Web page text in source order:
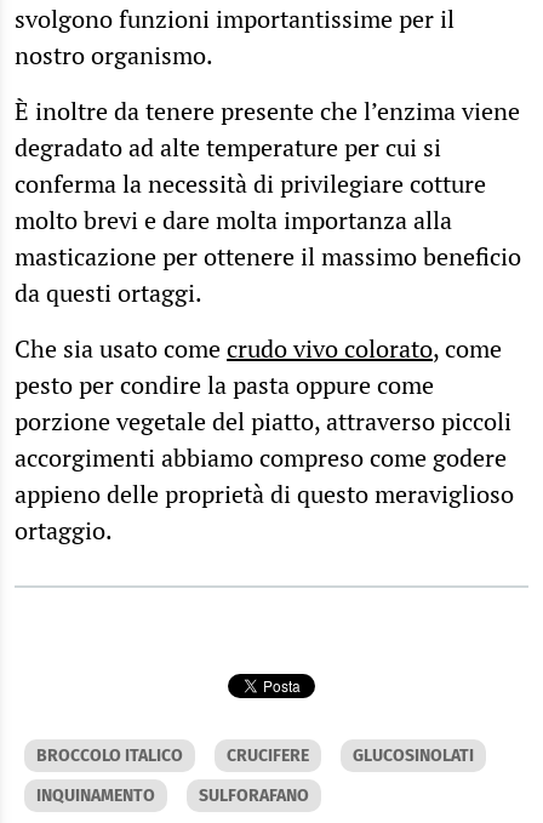
svolgono funzioni importantissime per il
nostro organismo.
È inoltre da tenere presente che l’enzima viene
degradato ad alte temperature per cui si
conferma la necessità di privilegiare cotture
molto brevi e dare molta importanza alla
masticazione per ottenere il massimo beneficio
da questi ortaggi.
Che sia usato comecrudo vivo colorato, come
pesto per condire la pasta oppure come
porzione vegetale del piatto, attraverso piccoli
accorgimenti abbiamo compreso come godere
appieno delle proprietà di questo meraviglioso
ortaggio.
BROCCOLO ITALICO CRUCIFERE
GLUCOSINOLATI
INQUINAMENTO
SULFORAFANO